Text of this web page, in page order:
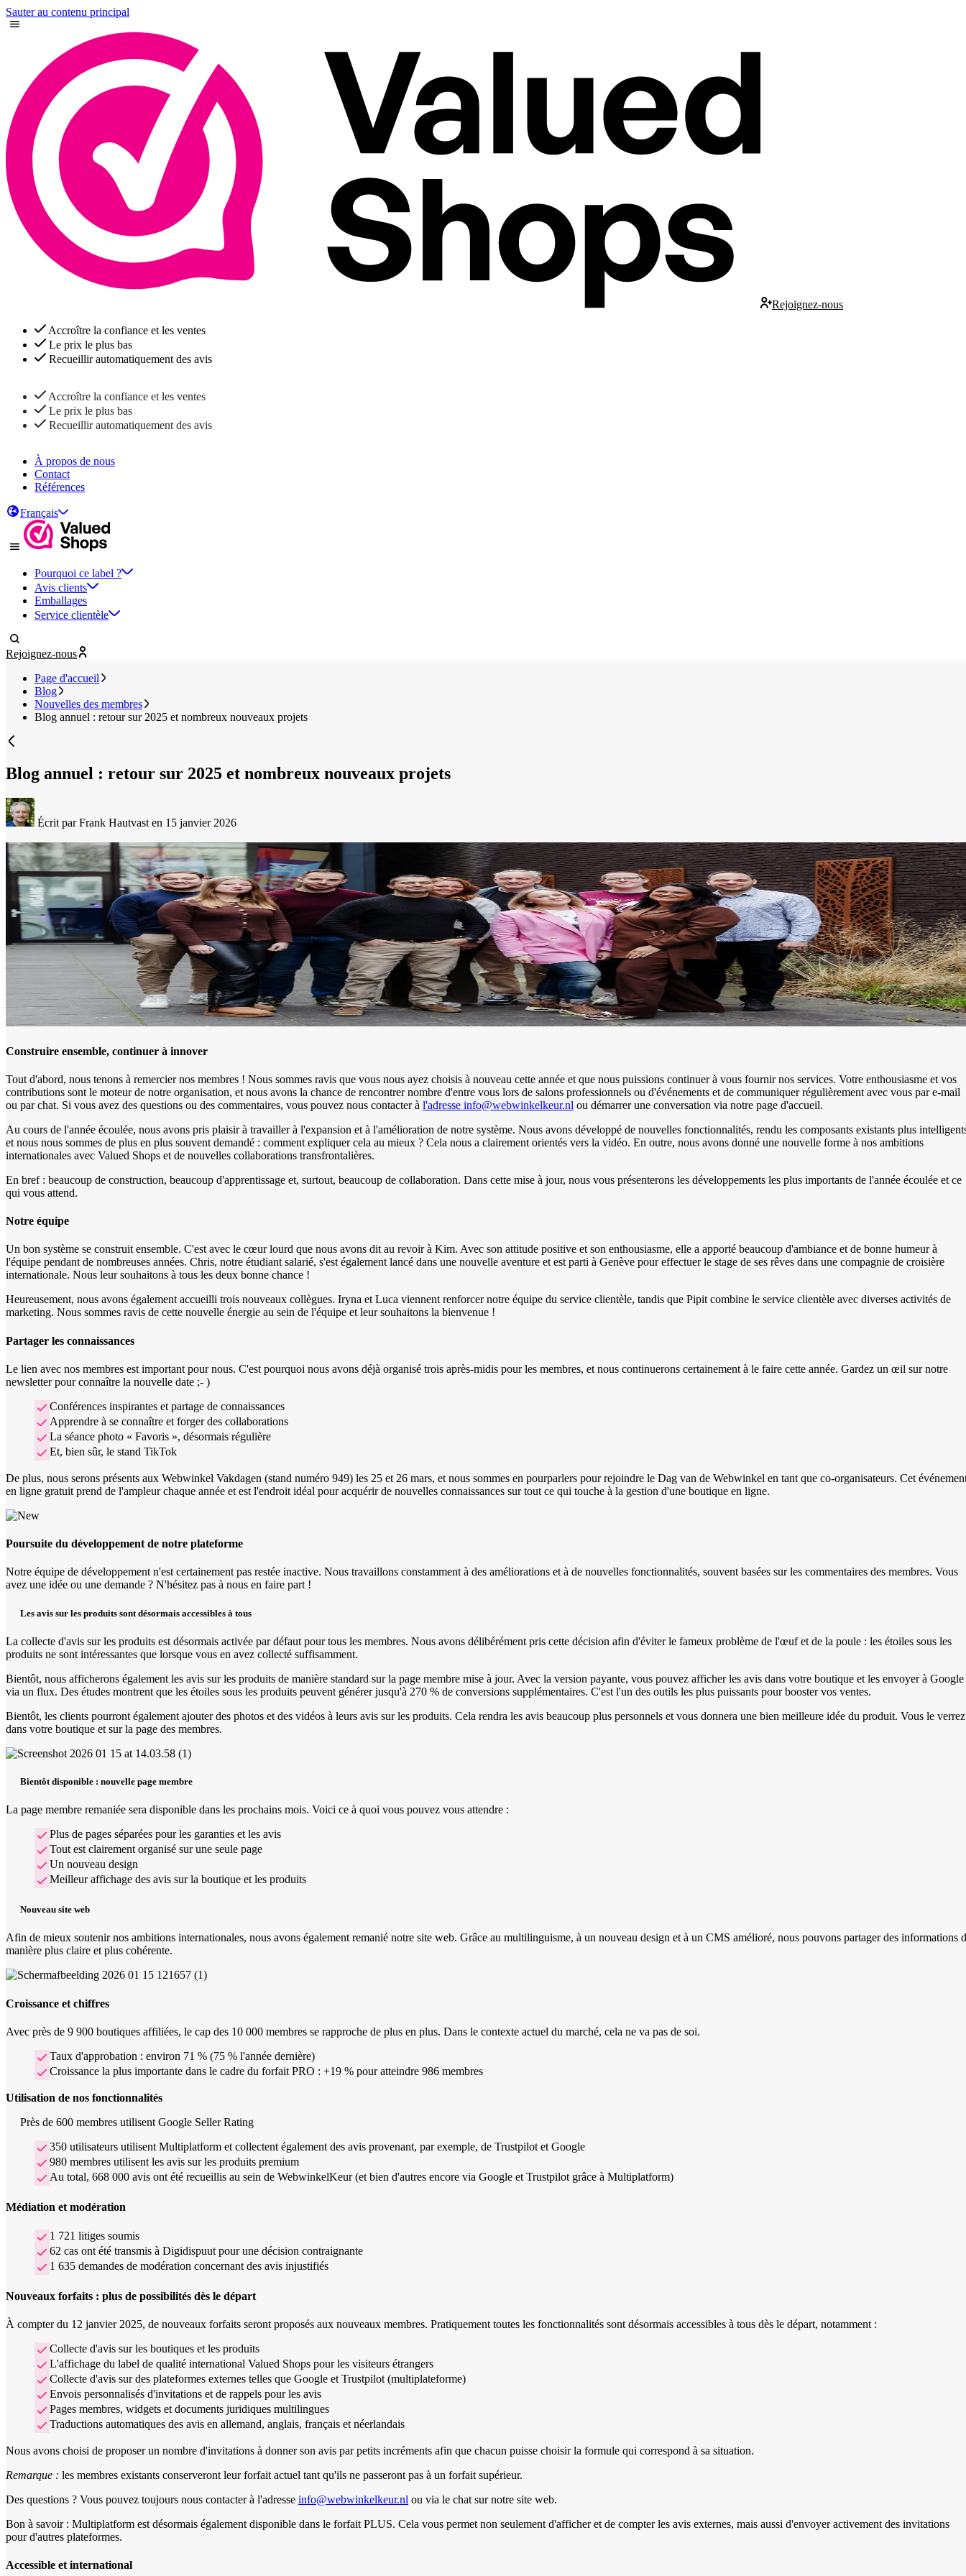
Sauter au contenu principal
Rejoignez-nous
Accroître la confiance et les ventes
Le prix le plus bas
Recueillir automatiquement des avis
Accroître la confiance et les ventes
Le prix le plus bas
Recueillir automatiquement des avis
À propos de nous
Contact
Références
Français
Pourquoi ce label ?
Avis clients
Emballages
Service clientèle
Rejoignez-nous
Page d'accueil
Blog
Nouvelles des membres
Blog annuel : retour sur 2025 et nombreux nouveaux projets
Blog annuel : retour sur 2025 et nombreux nouveaux projets
Écrit par Frank Hautvast en 15 janvier 2026
Construire ensemble, continuer à innover
Tout d'abord, nous tenons à remercier nos membres ! Nous sommes ravis que vous nous ayez choisis à nouveau cette année et que nous puissions continuer à vous fournir nos services. Votre enthousiasme et vos
contributions sont le moteur de notre organisation, et nous avons la chance de rencontrer nombre d'entre vous lors de salons professionnels ou d'événements et de communiquer régulièrement avec vous par e-mail
ou par chat. Si vous avez des questions ou des commentaires, vous pouvez nous contacter à l'adresse info@webwinkelkeur.nl ou démarrer une conversation via notre page d'accueil.
Au cours de l'année écoulée, nous avons pris plaisir à travailler à l'expansion et à l'amélioration de notre système. Nous avons développé de nouvelles fonctionnalités, rendu les composants existants plus
et nous nous sommes de plus en plus souvent demandé : comment expliquer cela au mieux ? Cela nous a clairement orientés vers la vidéo. En outre, nous avons donné une nouvelle forme à nos ambitions
internationales avec Valued Shops et de nouvelles collaborations transfrontalières.
En bref : beaucoup de construction, beaucoup d'apprentissage et, surtout, beaucoup de collaboration. Dans cette mise à jour, nous vous présenterons les développements les plus importants de l'année écoulée et ce
qui vous attend.
Notre équipe
Un bon système se construit ensemble. C'est avec le cœur lourd que nous avons dit au revoir à Kim. Avec son attitude positive et son enthousiasme, elle a apporté beaucoup d'ambiance et de bonne humeur à
l'équipe pendant de nombreuses années. Chris, notre étudiant salarié, s'est également lancé dans une nouvelle aventure et est parti à Genève pour effectuer le stage de ses rêves dans une compagnie de croisière
internationale. Nous leur souhaitons à tous les deux bonne chance !
Heureusement, nous avons également accueilli trois nouveaux collègues. Iryna et Luca viennent renforcer notre équipe du service clientèle, tandis que Pipit combine le service clientèle avec diverses activités de
marketing. Nous sommes ravis de cette nouvelle énergie au sein de l'équipe et leur souhaitons la bienvenue !
Partager les connaissances
Le lien avec nos membres est important pour nous. C'est pourquoi nous avons déjà organisé trois après-midis pour les membres, et nous continuerons certainement à le faire cette année. Gardez un œil sur notre
newsletter pour connaître la nouvelle date ;- )
Conférences inspirantes et partage de connaissances
Apprendre à se connaître et forger des collaborations
La séance photo « Favoris », désormais régulière
Et, bien sûr, le stand TikTok
De plus, nous serons présents aux Webwinkel Vakdagen (stand numéro 949) les 25 et 26 mars, et nous sommes en pourparlers pour rejoindre le Dag van de Webwinkel en tant que co-organisateurs. Cet
en ligne gratuit prend de l'ampleur chaque année et est l'endroit idéal pour acquérir de nouvelles connaissances sur tout ce qui touche à la gestion d'une boutique en ligne.
Poursuite du développement de notre plateforme
Notre équipe de développement n'est certainement pas restée inactive. Nous travaillons constamment à des améliorations et à de nouvelles fonctionnalités, souvent basées sur les commentaires des membres. Vous
avez une idée ou une demande ? N'hésitez pas à nous en faire part !
Les avis sur les produits sont désormais accessibles à tous
La collecte d'avis sur les produits est désormais activée par défaut pour tous les membres. Nous avons délibérément pris cette décision afin d'éviter le fameux problème de l'œuf et de la poule : les étoiles sous les
produits ne sont intéressantes que lorsque vous en avez collecté suffisamment.
Bientôt, nous afficherons également les avis sur les produits de manière standard sur la page membre mise à jour. Avec la version payante, vous pouvez afficher les avis dans votre boutique et les envoyer à Google
via un flux. Des études montrent que les étoiles sous les produits peuvent générer jusqu'à 270 % de conversions supplémentaires. C'est l'un des outils les plus puissants pour booster vos ventes.
Bientôt, les clients pourront également ajouter des photos et des vidéos à leurs avis sur les produits. Cela rendra les avis beaucoup plus personnels et vous donnera une bien meilleure idée du produit. Vous le verrez
dans votre boutique et sur la page des membres.
Bientôt disponible : nouvelle page membre
La page membre remaniée sera disponible dans les prochains mois. Voici ce à quoi vous pouvez vous attendre :
Plus de pages séparées pour les garanties et les avis
Tout est clairement organisé sur une seule page
Un nouveau design
Meilleur affichage des avis sur la boutique et les produits
Nouveau site web
Afin de mieux soutenir nos ambitions internationales, nous avons également remanié notre site web. Grâce au multilinguisme, à un nouveau design et à un CMS amélioré, nous pouvons partager des informations
manière plus claire et plus cohérente.
Croissance et chiffres
Avec près de 9 900 boutiques affiliées, le cap des 10 000 membres se rapproche de plus en plus. Dans le contexte actuel du marché, cela ne va pas de soi.
Taux d'approbation : environ 71 % (75 % l'année dernière)
Croissance la plus importante dans le cadre du forfait PRO : +19 % pour atteindre 986 membres
Utilisation de nos fonctionnalités
Près de 600 membres utilisent Google Seller Rating
350 utilisateurs utilisent Multiplatform et collectent également des avis provenant, par exemple, de Trustpilot et Google
980 membres utilisent les avis sur les produits premium
Au total, 668 000 avis ont été recueillis au sein de WebwinkelKeur (et bien d'autres encore via Google et Trustpilot grâce à Multiplatform)
Médiation et modération
1 721 litiges soumis
62 cas ont été transmis à Digidispuut pour une décision contraignante
1 635 demandes de modération concernant des avis injustifiés
Nouveaux forfaits : plus de possibilités dès le départ
À compter du 12 janvier 2025, de nouveaux forfaits seront proposés aux nouveaux membres. Pratiquement toutes les fonctionnalités sont désormais accessibles à tous dès le départ, notamment :
Collecte d'avis sur les boutiques et les produits
L'affichage du label de qualité international Valued Shops pour les visiteurs étrangers
Collecte d'avis sur des plateformes externes telles que Google et Trustpilot (multiplateforme)
Envois personnalisés d'invitations et de rappels pour les avis
Pages membres, widgets et documents juridiques multilingues
Traductions automatiques des avis en allemand, anglais, français et néerlandais
Nous avons choisi de proposer un nombre d'invitations à donner son avis par petits incréments afin que chacun puisse choisir la formule qui correspond à sa situation.
Remarque : les membres existants conserveront leur forfait actuel tant qu'ils ne passeront pas à un forfait supérieur.
Des questions ? Vous pouvez toujours nous contacter à l'adresse info@webwinkelkeur.nl ou via le chat sur notre site web.
Bon à savoir : Multiplatform est désormais également disponible dans le forfait PLUS. Cela vous permet non seulement d'afficher et de compter les avis externes, mais aussi d'envoyer activement des invitations
pour d'autres plateformes.
Accessible et international